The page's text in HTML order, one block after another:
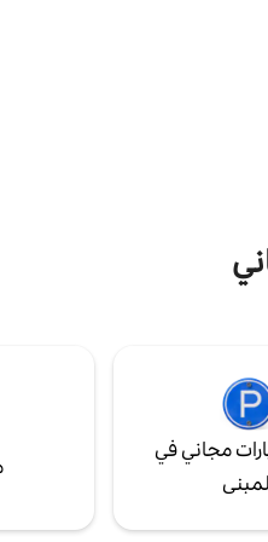
مجاني في